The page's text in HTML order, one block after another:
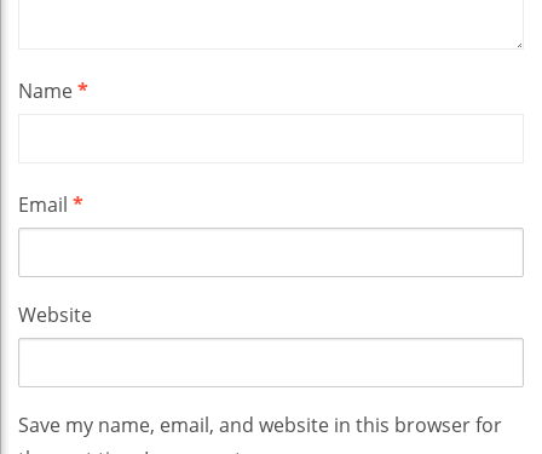
Name*
Email *
Website
Save my name, email, and website in this browser for